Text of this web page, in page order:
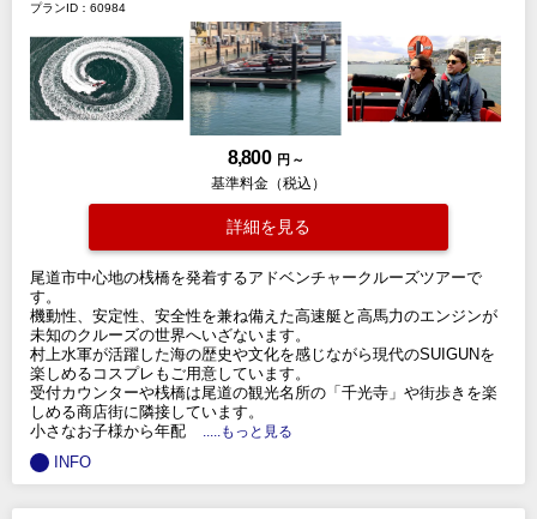
プランID：60984
8,800 円 ～
基準料金（税込）
詳細を見る
尾道市中心地の桟橋を発着するアドベンチャークルーズツアーで
す。
機動性、安定性、安全性を兼ね備えた高速艇と高馬力のエンジンが
未知のクルーズの世界へいざないます。
村上水軍が活躍した海の歴史や文化を感じながら現代のSUIGUNを
楽しめるコスプレもご用意しています。
受付カウンターや桟橋は尾道の観光名所の「千光寺」や街歩きを楽
しめる商店街に隣接しています。
小さなお子様から年配
.....もっと見る
INFO